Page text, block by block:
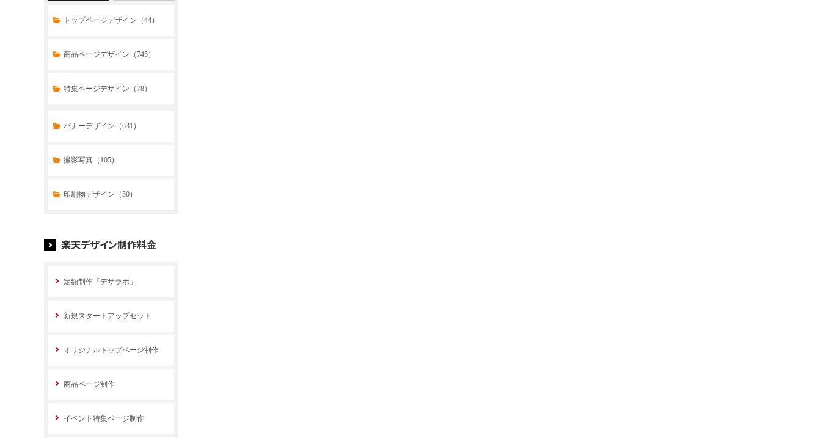
トップページデザイン（44）
商品ページデザイン（745）
特集ページデザイン（78）
トップページデザイン（32）
商品ページデザイン（769）
特集ページデザイン（59）
バナーデザイン（631）
撮影写真（105）
印刷物デザイン（50）
楽天デザイン制作料金
定額制作「デザラボ」
新規スタートアップセット
オリジナルトップページ制作
商品ページ制作
イベント特集ページ制作